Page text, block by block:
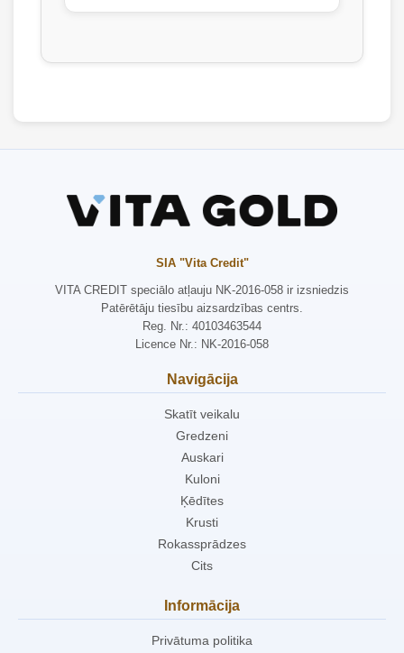
SIA "Vita Credit"
VITA CREDIT speciālo atļauju NK-2016-058 ir izsniedzis
Patērētāju tiesību aizsardzības centrs.
Reg. Nr.: 40103463544
Licence Nr.: NK-2016-058
Navigācija
Skatīt veikalu
Gredzeni
Auskari
Kuloni
Ķēdītes
Krusti
Rokassprādzes
Cits
Informācija
Privātuma politika